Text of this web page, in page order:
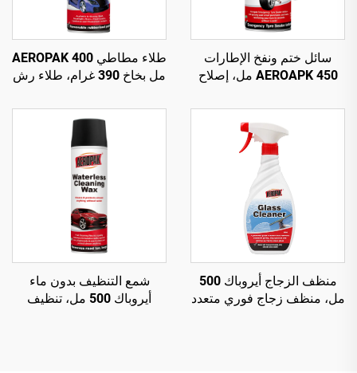
سائل ختم ونفخ الإطارات
AEROAPK 450 مل، إصلاح
أنبوب داخلي
طلاء مطاطي AEROPAK 400
مل بخاخ 390 غرام، طلاء رش
منظف الزجاج أيروباك 500
مل، منظف زجاج فوري متعدد
شمع التنظيف بدون ماء
أيروباك 500 مل، تنظيف